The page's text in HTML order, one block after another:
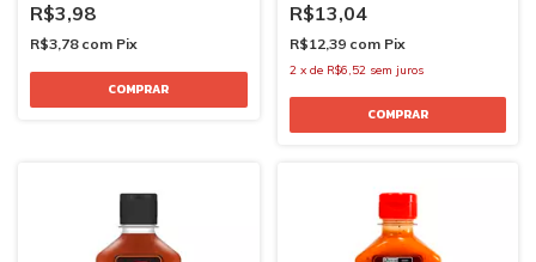
R$3,98
R$3,78 com Pix
R$13,04
R$12,39 com Pix
2 x de R$6,52 sem juros